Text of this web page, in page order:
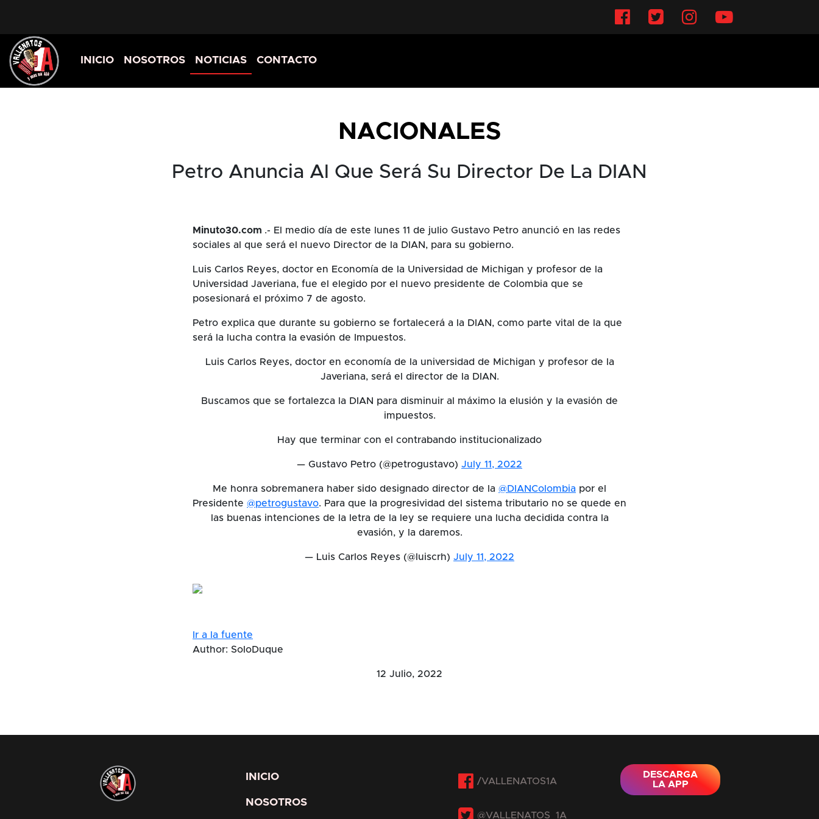
INICIO NOSOTROS NOTICIAS CONTACTO
NACIONALES
Petro Anuncia Al Que Será Su Director De La DIAN
Minuto30.com .- El medio día de este lunes 11 de julio Gustavo Petro anunció en las redes
sociales al que será el nuevo Director de la DIAN, para su gobierno.
Luis Carlos Reyes, doctor en Economía de la Universidad de Michigan y profesor de la
Universidad Javeriana, fue el elegido por el nuevo presidente de Colombia que se
posesionará el próximo 7 de agosto.
Petro explica que durante su gobierno se fortalecerá a la DIAN, como parte vital de la que
será la lucha contra la evasión de Impuestos.
Luis Carlos Reyes, doctor en economía de la universidad de Michigan y profesor de la
Javeriana, será el director de la DIAN.
Buscamos que se fortalezca la DIAN para disminuir al máximo la elusión y la evasión de
impuestos.
Hay que terminar con el contrabando institucionalizado
— Gustavo Petro (@petrogustavo) July 11, 2022
Me honra sobremanera haber sido designado director de la @DIANColombia por el
Presidente @petrogustavo. Para que la progresividad del sistema tributario no se quede en
las buenas intenciones de la letra de la ley se requiere una lucha decidida contra la
evasión, y la daremos.
— Luis Carlos Reyes (@luiscrh) July 11, 2022
Ir a la fuente
Author: SoloDuque
12 Julio, 2022
INICIO
NOSOTROS
DESCARGA
LA APP